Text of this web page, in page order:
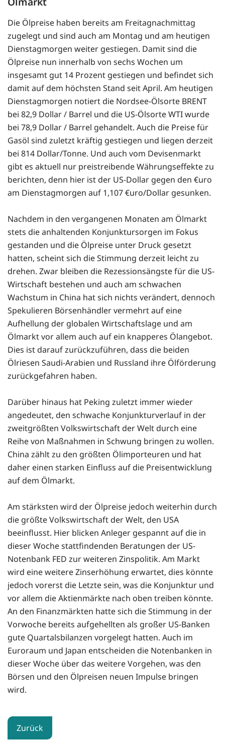
Die Ölpreise haben bereits am Freitagnachmittag
zugelegt und sind auch am Montag und am heutigen
Dienstagmorgen weiter gestiegen. Damit sind die
Ölpreise nun innerhalb von sechs Wochen um
insgesamt gut 14 Prozent gestiegen und befindet sich
damit auf dem höchsten Stand seit April. Am heutigen
Dienstagmorgen notiert die Nordsee-Ölsorte BRENT
bei 82,9 Dollar / Barrel und die US-Ölsorte WTI wurde
bei 78,9 Dollar / Barrel gehandelt. Auch die Preise für
Gasöl sind zuletzt kräftig gestiegen und liegen derzeit
bei 814 Dollar/Tonne. Und auch vom Devisenmarkt
gibt es aktuell nur preistreibende Währungseffekte zu
berichten, denn hier ist der US-Dollar gegen den €uro
am Dienstagmorgen auf 1,107 €uro/Dollar gesunken.
Nachdem in den vergangenen Monaten am Ölmarkt
stets die anhaltenden Konjunktursorgen im Fokus
gestanden und die Ölpreise unter Druck gesetzt
hatten, scheint sich die Stimmung derzeit leicht zu
drehen. Zwar bleiben die Rezessionsängste für die US-
Wirtschaft bestehen und auch am schwachen
Wachstum in China hat sich nichts verändert, dennoch
Spekulieren Börsenhändler vermehrt auf eine
Aufhellung der globalen Wirtschaftslage und am
Ölmarkt vor allem auch auf ein knapperes Ölangebot.
Dies ist darauf zurückzuführen, dass die beiden
Ölriesen Saudi-Arabien und Russland ihre Ölförderung
zurückgefahren haben.
Darüber hinaus hat Peking zuletzt immer wieder
angedeutet, den schwache Konjunkturverlauf in der
zweitgrößten Volkswirtschaft der Welt durch eine
Reihe von Maßnahmen in Schwung bringen zu wollen.
China zählt zu den größten Ölimporteuren und hat
daher einen starken Einfluss auf die Preisentwicklung
auf dem Ölmarkt.
Am stärksten wird der Ölpreise jedoch weiterhin durch
die größte Volkswirtschaft der Welt, den USA
beeinflusst. Hier blicken Anleger gespannt auf die in
dieser Woche stattfindenden Beratungen der US-
Notenbank FED zur weiteren Zinspolitik. Am Markt
wird eine weitere Zinserhöhung erwartet, dies könnte
jedoch vorerst die Letzte sein, was die Konjunktur und
vor allem die Aktienmärkte nach oben treiben könnte.
An den Finanzmärkten hatte sich die Stimmung in der
Vorwoche bereits aufgehellten als großer US-Banken
gute Quartalsbilanzen vorgelegt hatten. Auch im
Euroraum und Japan entscheiden die Notenbanken in
dieser Woche über das weitere Vorgehen, was den
Börsen und den Ölpreisen neuen Impulse bringen
wird.
Zurück